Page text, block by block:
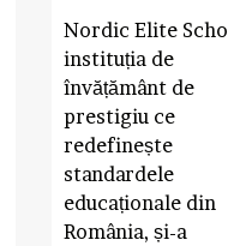
Nordic Elite
instituția de
învățământ de
prestigiu ce
redefinește
standardele
educaționale din
România, și-a